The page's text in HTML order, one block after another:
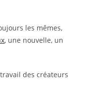
les mêmes,
, une nouvelle, un
des créateurs